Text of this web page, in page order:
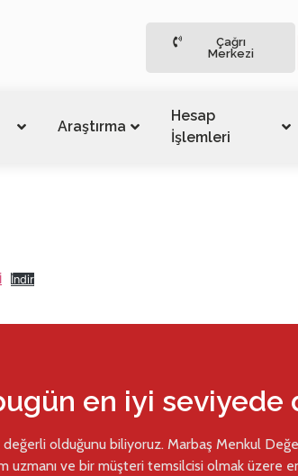
Çağrı
Merkezi
Araştırma
Hesap
İşlemleri
İndir
bugün en iyi
olduğunu biliyoruz. Marbaş Menkul
uzmanı ve bir müşteri temsilcisi olmak üzere